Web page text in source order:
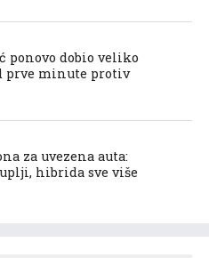
ponovo dobio veliko
prve minute protiv
za uvezena auta:
hibrida sve više